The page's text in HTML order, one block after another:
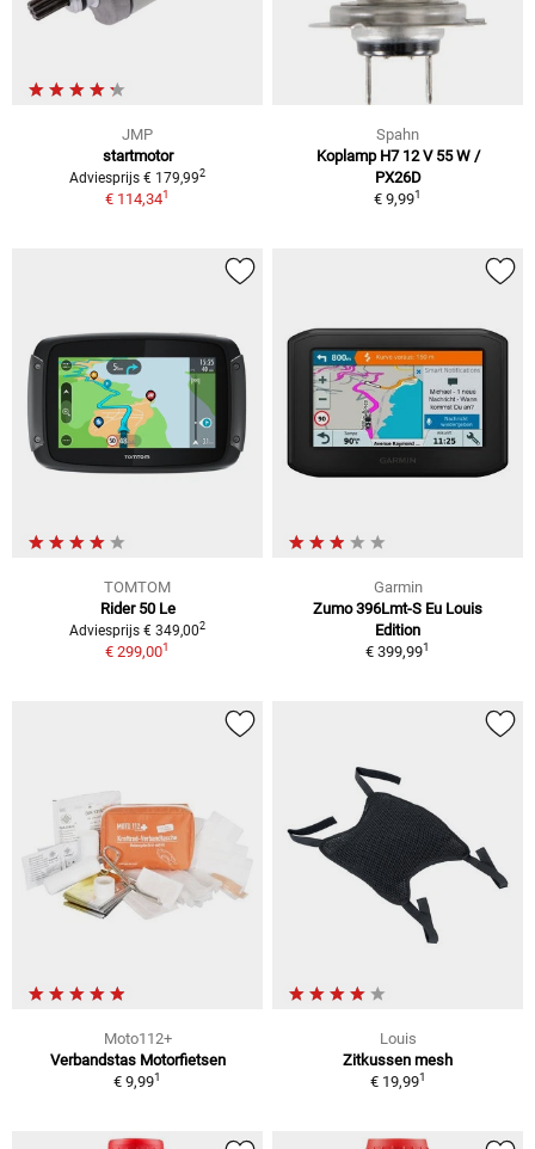
JMP
startmotor
Adviesprijs € 179,992
€ 114,341
Spahn
Koplamp H7 12 V 55 W /
PX26D
€ 9,991
TOMTOM
Rider 50 Le
Adviesprijs € 349,002
€ 299,001
Garmin
Zumo 396Lmt-S Eu Louis
Edition
€ 399,991
Moto112+
Verbandstas Motorfietsen
€ 9,991
Louis
Zitkussen mesh
€ 19,991